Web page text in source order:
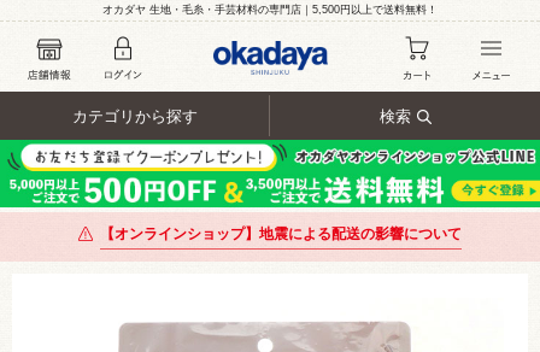
オカダヤ 生地・毛糸・手芸材料の専門店｜5,500円以上で送料無料！
カテゴリから探す 検索
【オンラインショップ】地震による配送の影響について